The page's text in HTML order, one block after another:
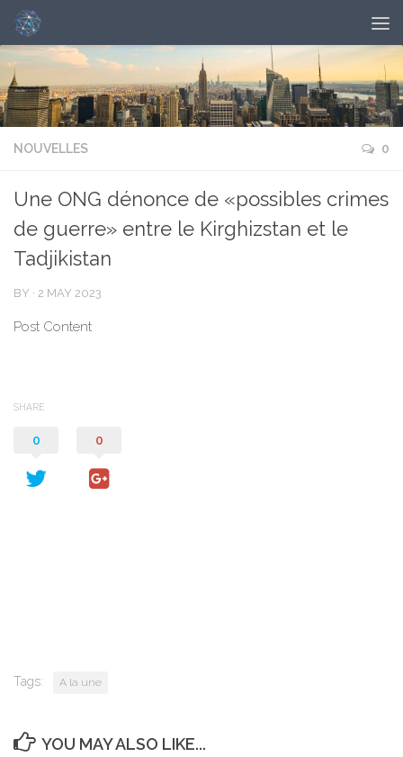
NOUVELLES 0
Une ONG dénonce de «possibles crimes
de guerre» entre le Kirghizstan et le
Tadjikistan
BY · 2 MAY 2023
Post Content
SHARE
0 0
Tags: A la une
YOU MAY ALSO LIKE...